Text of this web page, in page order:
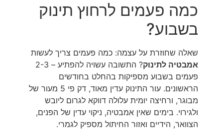
כמה פעמים לרחוץ תינוק
בשבוע?
שאלה שחוזרת על עצמה: כמה פעמים צריך לעשות
אמבטיה לתינוק
? התשובה עשויה להפתיע – 2-3
פעמים בשבוע מספיקות בהחלט בחודשים
הראשונים. עור התינוק עדין מאוד, דק פי 5 מעור של
מבוגר, ורחיצה יומית עלולה דווקא לגרום ליובש
ולגירוי. בימים שאין אמבטיה, ניקוי עדין של הפנים,
הצוואר, הידיים ואזור החיתול מספיק לגמרי.